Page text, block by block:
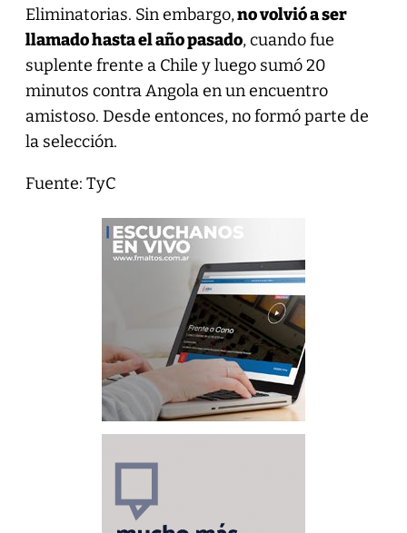
Eliminatorias. Sin embargo,no volvió a ser
llamado hasta el año pasado, cuando fue
suplente frente a Chile y luego sumó 20
minutos contra Angola en un encuentro
amistoso. Desde entonces, no formó parte de
la selección.
Fuente: TyC